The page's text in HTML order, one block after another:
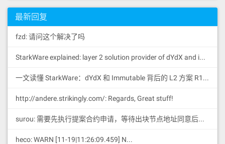
最新回复
fzd: 请问这个解决了吗
StarkWare explained: layer 2 solution provider of dYdX and iMMUTABLE R11; BitKeep News: [...]Layer 2: https://...
一文读懂 StarkWare：dYdX 和 Immutable 背后的 L2 方案 R11; BitKeep 博客: [...]Layer 2:Comparing Laye...
http://andere.strikingly.com/: Regards, Great stuff!
surou: 需要先执行提案合约申请，等待出块节点地址同意后，才会进...
heco: WARN [11-19|11:26:09.459] N...